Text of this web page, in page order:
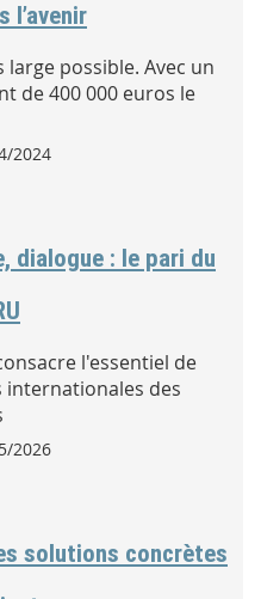
l’avenir
possible. Avec un
de 400 000 euros le
2024
dialogue : le pari du
l'essentiel de
internationales des
2026
solutions concrètes